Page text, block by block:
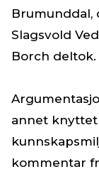
Brumunddal,
Slagsvold
Borch deltok.
annet
kommentar